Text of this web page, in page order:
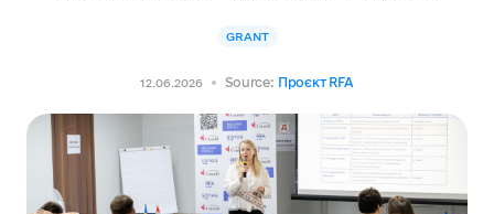
GRANT
12.06.2026 Source: Проєкт RFA